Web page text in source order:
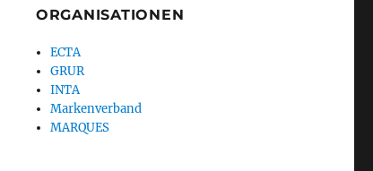
ORGANISATIONEN
ECTA
GRUR
INTA
Markenverband
MARQUES